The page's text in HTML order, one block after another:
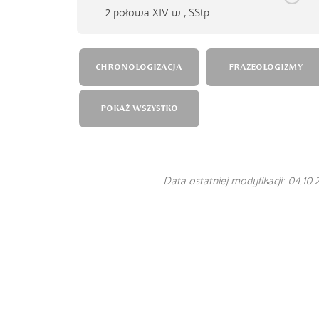
2 połowa XIV w., SStp
CHRONOLOGIZACJA FRAZEOLOGIZMY
POKAŻ WSZYSTKO
Data ostatniej modyfikacji: